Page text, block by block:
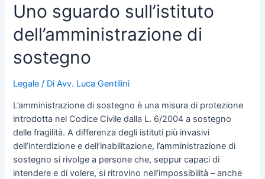
Uno sguardo sull’istituto
dell’amministrazione di
sostegno
Legale / DiAvv. Luca Gentilini
L’amministrazione di sostegno è una misura di protezione
introdotta nel Codice Civile dalla L. 6/2004 a sostegno
delle fragilità. A differenza degli istituti più invasivi
dell’interdizione e dell’inabilitazione, l’amministrazione di
sostegno si rivolge a persone che, seppur capaci di
intendere e di volere, si ritrovino nell’impossibilità – anche